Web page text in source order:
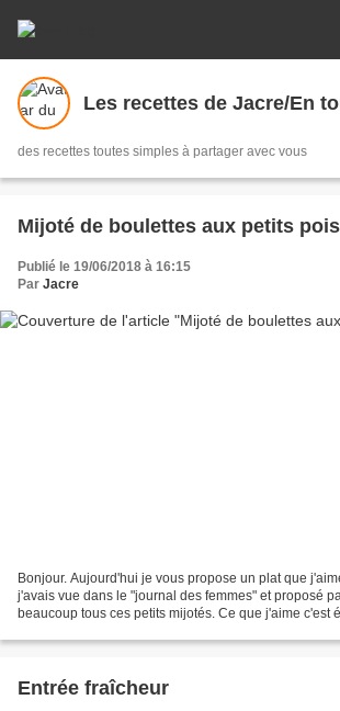
Les recettes de Jacre/En
des recettes toutes simples à partager avec vous
Mijoté de boulettes aux petits pois
Publié le 19/06/2018 à 16:15
Par Jacre
Bonjour. Aujourd'hui je vous propose un plat que
j'avais vue dans le "journal des femmes" et proposé
beaucoup tous ces petits mijotés. Ce que j'aime c'est
Entrée fraîcheur